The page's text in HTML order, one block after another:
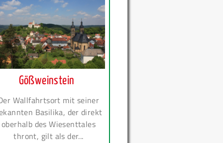
Gößweinstein
Wallfahrtsort mit seiner
Basilika, der direkt
oberhalb des Wiesenttales
thront, gilt als der...